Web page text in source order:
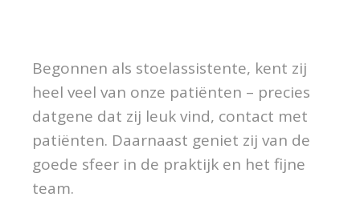
Begonnen als stoelassistente, kent zij
heel veel van onze patiënten – precies
datgene dat zij leuk vind, contact met
patiënten. Daarnaast geniet zij van de
goede sfeer in de praktijk en het fijne
team.